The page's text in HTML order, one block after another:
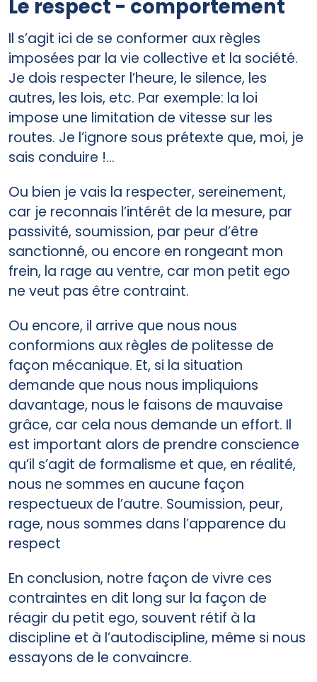
Le respect - comportement
Il s’agit ici de se conformer aux règles
imposées par la vie collective et la société.
Je dois respecter l’heure, le silence, les
autres, les lois, etc. Par exemple: la loi
impose une limitation de vitesse sur les
routes. Je l’ignore sous prétexte que, moi, je
sais conduire !...
Ou bien je vais la respecter, sereinement,
car je reconnais l’intérêt de la mesure, par
passivité, soumission, par peur d’être
sanctionné, ou encore en rongeant mon
frein, la rage au ventre, car mon petit ego
ne veut pas être contraint.
Ou encore, il arrive que nous nous
conformions aux règles de politesse de
façon mécanique. Et, si la situation
demande que nous nous impliquions
davantage, nous le faisons de mauvaise
grâce, car cela nous demande un effort. Il
est important alors de prendre conscience
qu’il s’agit de formalisme et que, en réalité,
nous ne sommes en aucune façon
respectueux de l’autre. Soumission, peur,
rage, nous sommes dans l’apparence du
respect
En conclusion, notre façon de vivre ces
contraintes en dit long sur la façon de
réagir du petit ego, souvent rétif à la
discipline et à l’autodiscipline, même si nous
essayons de le convaincre.